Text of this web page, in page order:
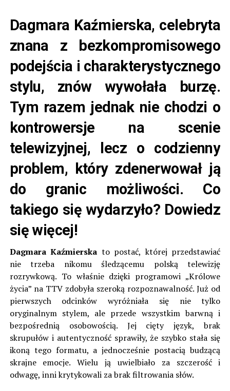
Dagmara Kaźmierska, celebryta
znana z bezkompromisowego
podejścia i charakterystycznego
stylu, znów wywołała burzę.
Tym razem jednak nie chodzi o
kontrowersje na scenie
telewizyjnej, lecz o codzienny
problem, który zdenerwował ją
do granic możliwości. Co
takiego się wydarzyło? Dowiedz
się więcej!
Dagmara Kaźmierska to postać, której przedstawiać
nie trzeba nikomu śledzącemu polską telewizję
rozrywkową. To właśnie dzięki programowi „Królowe
życia” na TTV zdobyła szeroką rozpoznawalność. Już od
pierwszych odcinków wyróżniała się nie tylko
oryginalnym stylem, ale przede wszystkim barwną i
bezpośrednią osobowością. Jej cięty język, brak
skrupułów i autentyczność sprawiły, że szybko stała się
ikoną tego formatu, a jednocześnie postacią budzącą
skrajne emocje. Wielu ją uwielbiało za szczerość i
odwagę, inni krytykowali za brak filtrowania słów.